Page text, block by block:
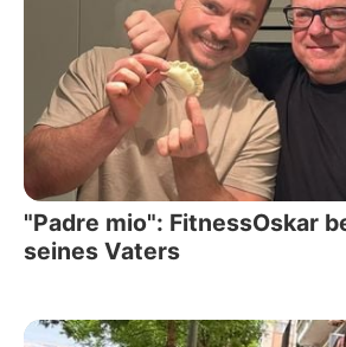
"Padre mio": FitnessOskar
seines Vaters